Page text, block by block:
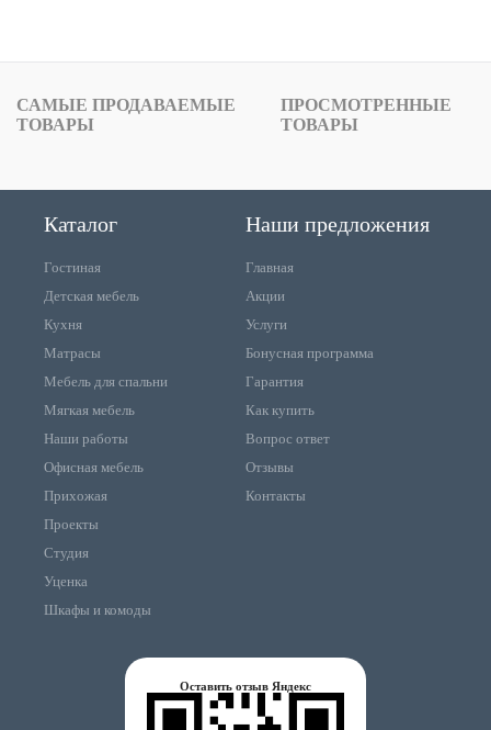
САМЫЕ ПРОДАВАЕМЫЕ
ТОВАРЫ
ПРОСМОТРЕННЫЕ
ТОВАРЫ
Каталог
Гостиная
Детская мебель
Кухня
Матрасы
Мебель для спальни
Мягкая мебель
Наши работы
Офисная мебель
Прихожая
Проекты
Студия
Уценка
Шкафы и комоды
Наши предложения
Главная
Акции
Услуги
Бонусная программа
Гарантия
Как купить
Вопрос ответ
Отзывы
Контакты
Оставить отзыв Яндекс